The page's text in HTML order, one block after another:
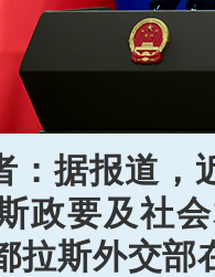
：据报道，
政要及社
拉斯外交部